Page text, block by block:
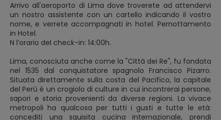
Arrivo all'aeroporto di Lima dove troverete ad attendervi
un nostro assistente con un cartello indicando il vostro
nome, e verrete accompagnati in hotel. Pernottamento
in Hotel.
N l’orario del check-in: 14:00h.
Lima, conosciuta anche come la "Città dei Re", fu fondata
nel 1535 dal conquistatore spagnolo Francisco Pizarro.
Situata direttamente sulla costa del Pacifico, la capitale
del Perù è un crogiolo di culture in cui incontrerai persone,
sapori e storia provenienti da diverse regioni. La vivace
metropoli ha qualcosa per tutti i gusti e tutte le età:
concediti una squisita cucina internazionale, prendi